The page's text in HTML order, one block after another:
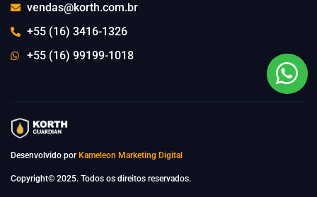
vendas@korth.com.br
+55 (16) 3416-1326
+55 (16) 99199-1018
Desenvolvido por Kameleon Marketing Digital
Copyright© 2025. Todos os direitos reservados.